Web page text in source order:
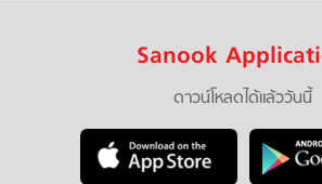
Sanook
ดาวน์โหลดได้แล้ววันนี้